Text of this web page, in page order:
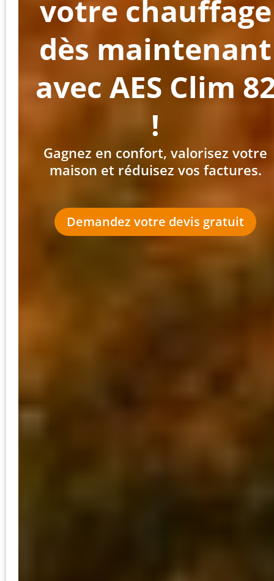
votre chauffage
dès maintenant
avec AES Clim
!
Gagnez en confort, valorisez votre
maison et réduisez vos factures.
Demandez votre devis gratuit